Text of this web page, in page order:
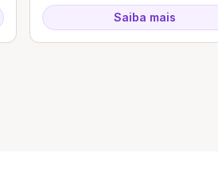
Saiba mais